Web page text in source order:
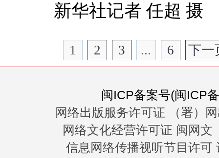
新华社记者 任超 摄
1 2 3 ... 6 下一
闽ICP备案号(闽ICP
网络出版服务许可证 （署）
网络文化经营许可证 闽网文
信息网络传播视听节目许可